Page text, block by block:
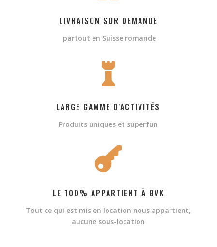
LIVRAISON SUR DEMANDE
partout en Suisse romande

LARGE GAMME D'ACTIVITÉS
Produits uniques et superfun

LE 100% APPARTIENT À BVK
Tout ce qui est mis en location nous appartient,
aucune sous-location